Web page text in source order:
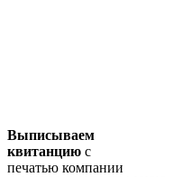
Выписываем
квитанцию с
печатью компании